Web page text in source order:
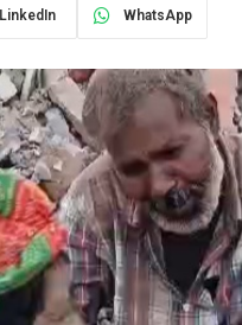
LinkedIn WhatsApp